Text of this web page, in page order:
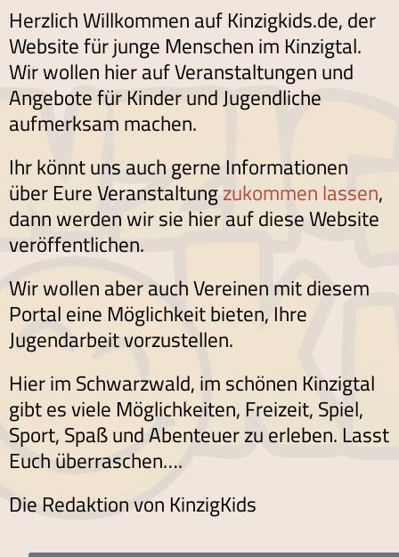
Herzlich Willkommen auf Kinzigkids.de, der
Website für junge Menschen im Kinzigtal.
Wir wollen hier auf Veranstaltungen und
Angebote für Kinder und Jugendliche
aufmerksam machen.
Ihr könnt uns auch gerne Informationen
über Eure Veranstaltungzukommen lassen,
dann werden wir sie hier auf diese Website
veröffentlichen.
Wir wollen aber auch Vereinen mit diesem
Portal eine Möglichkeit bieten, Ihre
Jugendarbeit vorzustellen.
Hier im Schwarzwald, im schönen Kinzigtal
gibt es viele Möglichkeiten, Freizeit, Spiel,
Sport, Spaß und Abenteuer zu erleben. Lasst
Euch überraschen….
Die Redaktion von KinzigKids